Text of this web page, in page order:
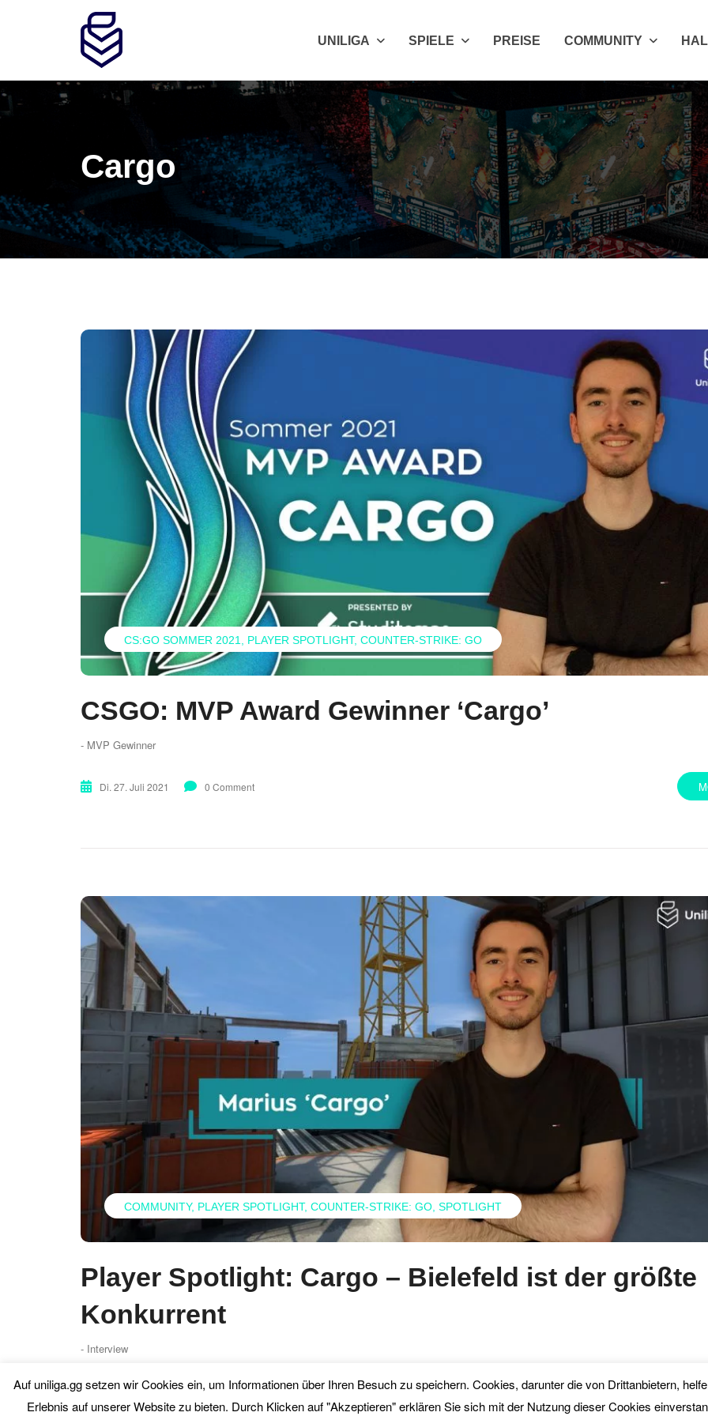
UNILIGA SPIELE PREISE COMMUNITY
Cargo
CS:GO SOMMER 2021 PLAYER SPOTLIGHT COUNTER-STRIKE: GO
CSGO: MVP Award Gewinner ‘Cargo’
- MVP Gewinner
Di. 27. Juli 2021 0 Comment
COMMUNITY PLAYER SPOTLIGHT COUNTER-STRIKE: GO SPOTLIGHT
Player Spotlight: Cargo – Bielefeld ist der größte
Konkurrent
- Interview
Fr. 04. Juni 2021 0 Comment
Auf uniliga.gg setzen wir Cookies ein, um Informationen über Ihren Besuch zu speichern. Cookies, darunter die von Drittanbietern,
Erlebnis auf unserer Website zu bieten. Durch Klicken auf "Akzeptieren" erklären Sie sich mit der Nutzung dieser Cookies